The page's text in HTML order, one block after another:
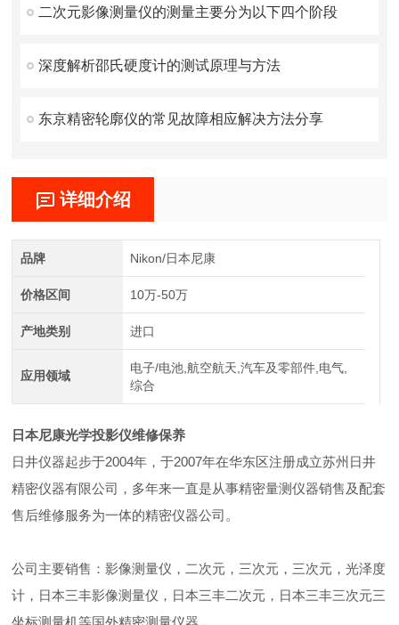
二次元影像测量仪的测量主要分为以下四个阶段
深度解析邵氏硬度计的测试原理与方法
东京精密轮廓仪的常见故障相应解决方法分享
详细介绍
品牌 Nikon/日本尼康
价格区间 10万-50万
产地类别 进口
应用领域
电子/电池,航空航天,汽车及零部件,电气,
综合
日本尼康光学投影仪维修保养
日井仪器起步于2004年，于2007年在华东区注册成立苏州日井
精密仪器有限公司，多年来一直是从事精密量测仪器销售及配套
售后维修服务为一体的精密仪器公司。
公司主要销售：影像测量仪，二次元，三次元，三次元，光泽度
计，日本三丰影像测量仪，日本三丰二次元，日本三丰三次元三
坐标测量机等国外精密测量仪器。